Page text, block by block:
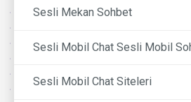
Sesli Mekan Sohbet
Sesli Mobil Chat Sesli Mobil
Sesli Mobil Chat Siteleri